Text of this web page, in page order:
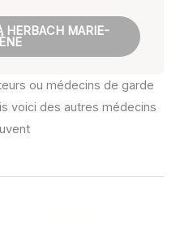
HERBACH MARIE-
ou médecins de garde
voici des autres médecins